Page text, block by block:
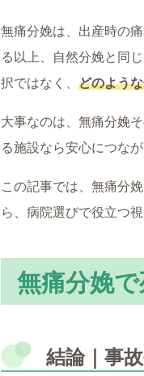
無痛分娩は、出産時の
る以上、自然分娩と同
択ではなく、 どのよう
大事なのは、無痛分娩
る施設なら安心につな
この記事では、無痛分
ら、病院選びで役立つ
無痛分娩
結論｜事